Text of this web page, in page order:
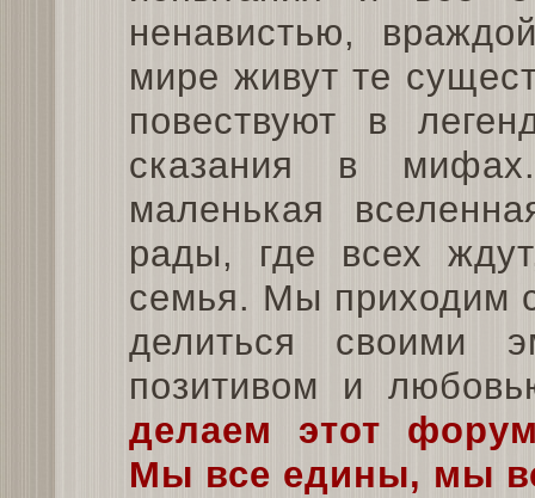
ненавистью,
мире живут те
повествуют в
сказания в
маленькая
рады, где всех
семья. Мы приходим
делиться своими
позитивом и
делаем этот
Мы все едины, мы